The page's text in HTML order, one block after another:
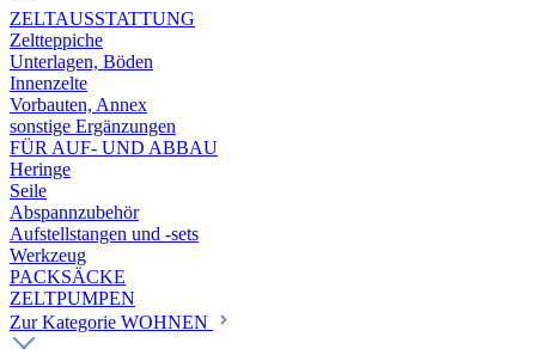
ZELTAUSSTATTUNG
Zeltteppiche
Unterlagen, Böden
Innenzelte
Vorbauten, Annex
sonstige Ergänzungen
FÜR AUF- UND ABBAU
Heringe
Seile
Abspannzubehör
Aufstellstangen und -sets
Werkzeug
PACKSÄCKE
ZELTPUMPEN
Zur Kategorie WOHNEN